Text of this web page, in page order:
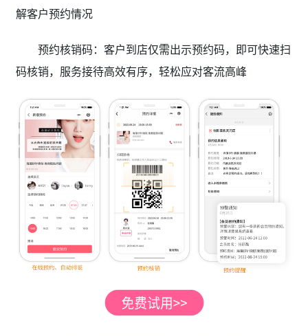
解客户预约情况
预约核销码：客户到店仅需出示预约码，即可快速扫
码核销，服务接待高效有序，轻松应对客流高峰